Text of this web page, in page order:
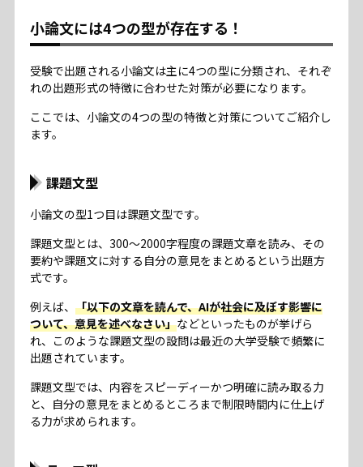
小論文には4つの型が存在する！
受験で出題される小論文は主に4つの型に分類され、それぞ
れの出題形式の特徴に合わせた対策が必要になります。
ここでは、小論文の4つの型の特徴と対策についてご紹介し
ます。
課題文型
小論文の型1つ目は課題文型です。
課題文型とは、300～2000字程度の課題文章を読み、その
要約や課題文に対する自分の意見をまとめるという出題方
式です。
例えば、 「以下の文章を読んで、AIが社会に及ぼす影響に
ついて、意見を述べなさい」などといったものが挙げら
れ、このような課題文型の設問は最近の大学受験で頻繁に
出題されています。
課題文型では、内容をスピーディーかつ明確に読み取る力
と、自分の意見をまとめるところまで制限時間内に仕上げ
る力が求められます。